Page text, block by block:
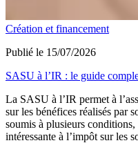
Création et financement
Publié le 15/07/2026
SASU à l’IR : le guide
La SASU à l’IR permet à
sur les bénéfices réalisés par
soumis à plusieurs
intéressante à l’impôt sur les